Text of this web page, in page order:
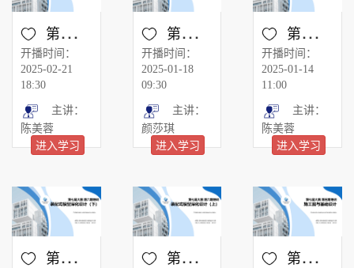
第九期-第二次网络现场答疑
开播时间：
2025-02-21
18:30
主讲：
陈美蓉
进入学习
第八期-第一次网络现场答疑
开播时间：
2025-01-18
09:30
主讲：
颜莎琪
进入学习
第七期-装配式构件深化设计
开播时间：
2025-01-14
11:00
主讲：
陈美蓉
进入学习
第六期-装配式模型深化设计（下） 第六期-装配式模型深化设计（上） 第五期：施工图与基础设计